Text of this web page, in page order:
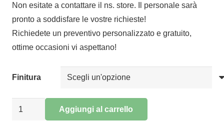
originale
era:
€354,00.
attuale
è:
€290,28.
Non esitate a contattare il ns. store. Il personale sarà
pronto a soddisfare le vostre richieste!
Richiedete un preventivo personalizzato e gratuito,
ottime occasioni vi aspettano!
Finitura
Lampada
Aggiungi al carrello